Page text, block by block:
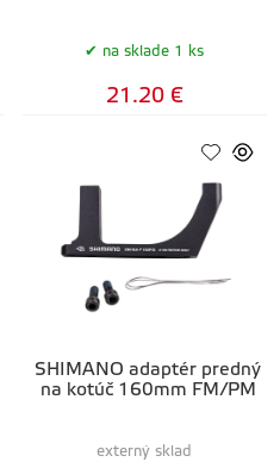
na sklade 1 ks
21.20 €
SHIMANO adaptér predný
na kotúč 160mm FM/PM
externý sklad